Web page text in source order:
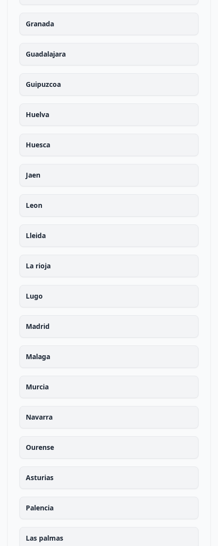
Granada
Guadalajara
Guipuzcoa
Huelva
Huesca
Jaen
Leon
Lleida
La rioja
Lugo
Madrid
Malaga
Murcia
Navarra
Ourense
Asturias
Palencia
Las palmas